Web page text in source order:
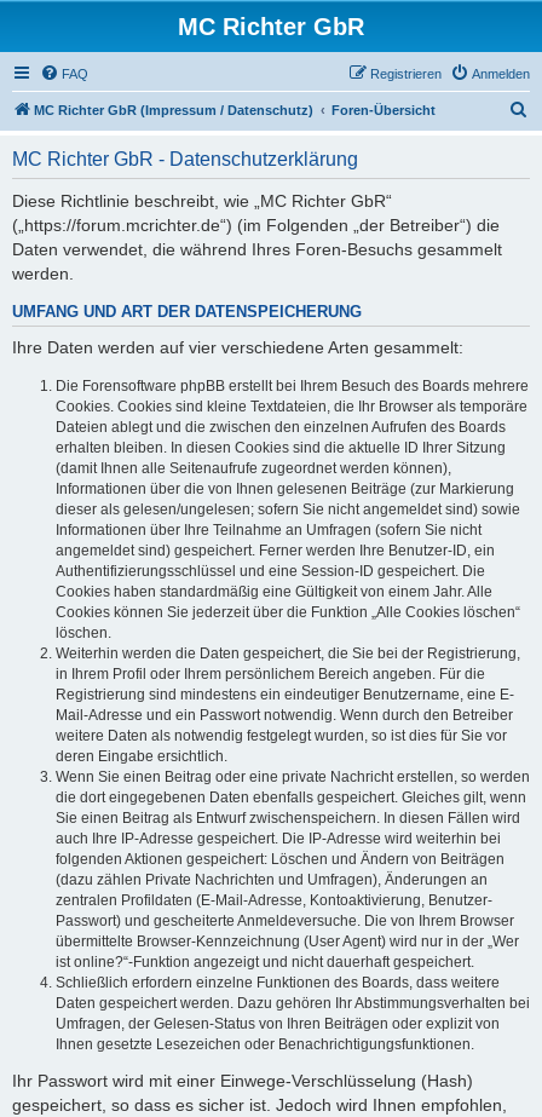
MC Richter GbR
FAQ Anmelden
Registrieren
MC Richter GbR (Impressum / Datenschutz) Foren-Übersicht
MC Richter GbR - Datenschutzerklärung
Diese Richtlinie beschreibt, wie „MC Richter GbR“
(„https://forum.mcrichter.de“) (im Folgenden „der Betreiber“) die
Daten verwendet, die während Ihres Foren-Besuchs gesammelt
werden.
UMFANG UND ART DER DATENSPEICHERUNG
Ihre Daten werden auf vier verschiedene Arten gesammelt:
Die Forensoftware phpBB erstellt bei Ihrem Besuch des Boards mehrere
Cookies. Cookies sind kleine Textdateien, die Ihr Browser als temporäre
Dateien ablegt und die zwischen den einzelnen Aufrufen des Boards
erhalten bleiben. In diesen Cookies sind die aktuelle ID Ihrer Sitzung
(damit Ihnen alle Seitenaufrufe zugeordnet werden können),
Informationen über die von Ihnen gelesenen Beiträge (zur Markierung
dieser als gelesen/ungelesen; sofern Sie nicht angemeldet sind) sowie
Informationen über Ihre Teilnahme an Umfragen (sofern Sie nicht
angemeldet sind) gespeichert. Ferner werden Ihre Benutzer-ID, ein
Authentifizierungsschlüssel und eine Session-ID gespeichert. Die
Cookies haben standardmäßig eine Gültigkeit von einem Jahr. Alle
Cookies können Sie jederzeit über die Funktion „Alle Cookies löschen“
löschen.
Weiterhin werden die Daten gespeichert, die Sie bei der Registrierung,
in Ihrem Profil oder Ihrem persönlichem Bereich angeben. Für die
Registrierung sind mindestens ein eindeutiger Benutzername, eine E-
Mail-Adresse und ein Passwort notwendig. Wenn durch den Betreiber
weitere Daten als notwendig festgelegt wurden, so ist dies für Sie vor
deren Eingabe ersichtlich.
Wenn Sie einen Beitrag oder eine private Nachricht erstellen, so werden
die dort eingegebenen Daten ebenfalls gespeichert. Gleiches gilt, wenn
Sie einen Beitrag als Entwurf zwischenspeichern. In diesen Fällen wird
auch Ihre IP-Adresse gespeichert. Die IP-Adresse wird weiterhin bei
folgenden Aktionen gespeichert: Löschen und Ändern von Beiträgen
(dazu zählen Private Nachrichten und Umfragen), Änderungen an
zentralen Profildaten (E-Mail-Adresse, Kontoaktivierung, Benutzer-
Passwort) und gescheiterte Anmeldeversuche. Die von Ihrem Browser
übermittelte Browser-Kennzeichnung (User Agent) wird nur in der „Wer
ist online?“-Funktion angezeigt und nicht dauerhaft gespeichert.
Schließlich erfordern einzelne Funktionen des Boards, dass weitere
Daten gespeichert werden. Dazu gehören Ihr Abstimmungsverhalten bei
Umfragen, der Gelesen-Status von Ihren Beiträgen oder explizit von
Ihnen gesetzte Lesezeichen oder Benachrichtigungsfunktionen.
Ihr Passwort wird mit einer Einwege-Verschlüsselung (Hash)
gespeichert, so dass es sicher ist. Jedoch wird Ihnen empfohlen,